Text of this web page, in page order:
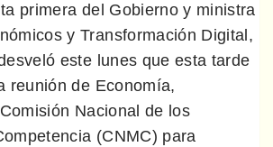
primera del Gobierno y ministra
y Transformación Digital,
este lunes que esta tarde
reunión de Economía,
Nacional de los
(CNMC) para